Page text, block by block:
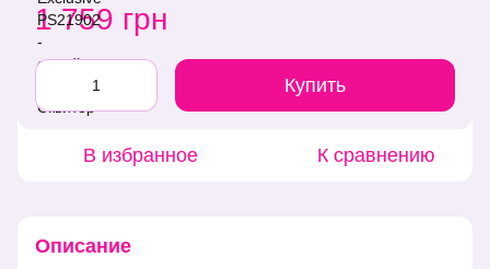
1 759 грн
Купить
В избранное К сравнению
Описание